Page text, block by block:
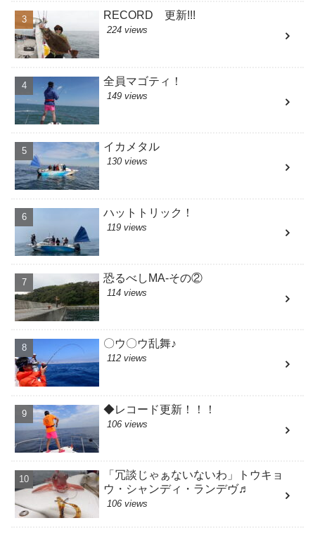
RECORD 更新!!!
224 views
全員マゴティ！
149 views
イカメタル
130 views
ハットトリック！
119 views
恐るべしMA-その②
114 views
〇ウ〇ウ乱舞♪
112 views
◆レコード更新！！！
106 views
「冗談じゃぁないないわ」トウキョ
ウ・シャンディ・ランデヴ♬
106 views